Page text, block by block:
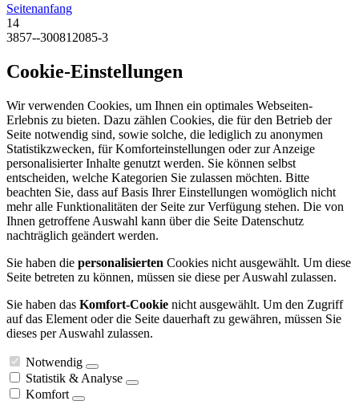
Seitenanfang
14
3857--300812085-3
Cookie-Einstellungen
Wir verwenden Cookies, um Ihnen ein optimales Webseiten-
Erlebnis zu bieten. Dazu zählen Cookies, die für den Betrieb der
Seite notwendig sind, sowie solche, die lediglich zu anonymen
Statistikzwecken, für Komforteinstellungen oder zur Anzeige
personalisierter Inhalte genutzt werden. Sie können selbst
entscheiden, welche Kategorien Sie zulassen möchten. Bitte
beachten Sie, dass auf Basis Ihrer Einstellungen womöglich nicht
mehr alle Funktionalitäten der Seite zur Verfügung stehen. Die von
Ihnen getroffene Auswahl kann über die Seite Datenschutz
nachträglich geändert werden.
Sie haben die personalisierten Cookies nicht ausgewählt. Um diese
Seite betreten zu können, müssen sie diese per Auswahl zulassen.
Sie haben das Komfort-Cookie nicht ausgewählt. Um den Zugriff
auf das Element oder die Seite dauerhaft zu gewähren, müssen Sie
dieses per Auswahl zulassen.
Notwendig
Statistik & Analyse
Komfort